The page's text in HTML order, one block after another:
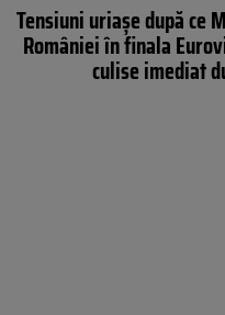
Tensiuni uriașe după ce
României în finala
culise imediat